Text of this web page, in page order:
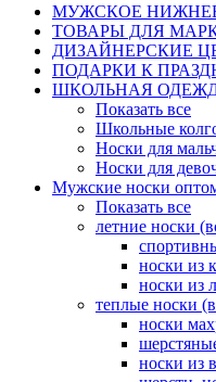
МУЖСКОЕ
ТОВАРЫ ДЛЯ
ДИЗАЙНЕРСКИЕ
ПОДАРКИ К
ШКОЛЬНАЯ
Показать все
Школьные
Носки для
Носки для
Мужские носки
Показать все
летние носки
носки из
носки из
теплые носки
носки
носки из